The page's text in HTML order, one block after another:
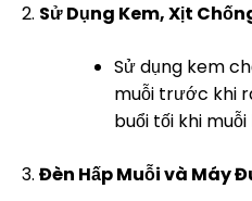
Sử Dụng Kem, Xịt
Sử dụng kem
muỗi trước khi
buổi tối khi
Đèn Hấp Muỗi và Máy